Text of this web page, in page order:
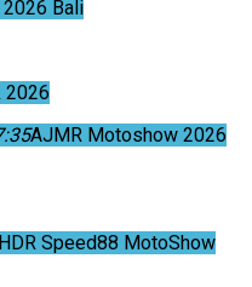
Bali
2026
AJMR Motoshow 2026
Speed88 MotoShow